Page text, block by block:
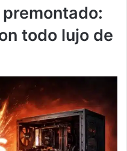
todo lujo de